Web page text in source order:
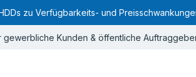
zu Verfügbarkeits- und
gewerbliche Kunden & öffentliche